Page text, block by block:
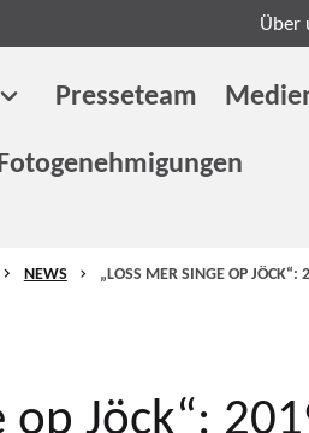
Über
Presseteam
NEWS „LOSS MER SINGE OP
op Jöck“: